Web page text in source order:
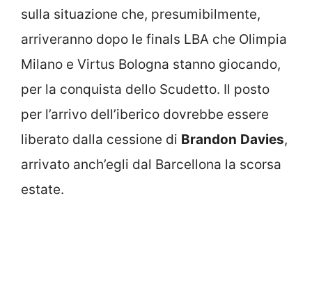
sulla situazione che, presumibilmente,
arriveranno dopo le finals LBA che Olimpia
Milano e Virtus Bologna stanno giocando,
per la conquista dello Scudetto. Il posto
per l’arrivo dell’iberico dovrebbe essere
liberato dalla cessione di Brandon Davies,
arrivato anch’egli dal Barcellona la scorsa
estate.